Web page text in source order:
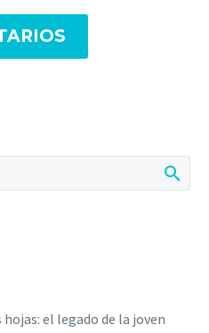
hojas: el legado de la joven